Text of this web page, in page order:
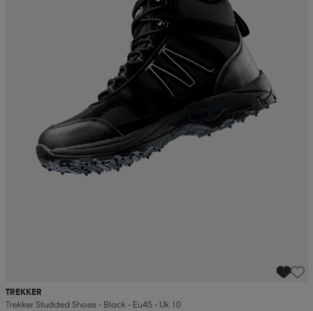
TREKKER
Trekker Studded Shoes - Black - Eu45 - Uk 10